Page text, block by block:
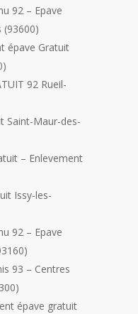
92 – Epave
(93600)
épave Gratuit
92 Rueil-
Saint-Maur-des-
– Enlevement
Issy-les-
92 – Epave
93 – Centres
épave gratuit